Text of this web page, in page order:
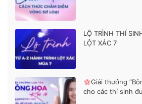
LỘ TRÌNH THÍ
LỘT XÁC 7
Giải thưởng
cho các thí sinh